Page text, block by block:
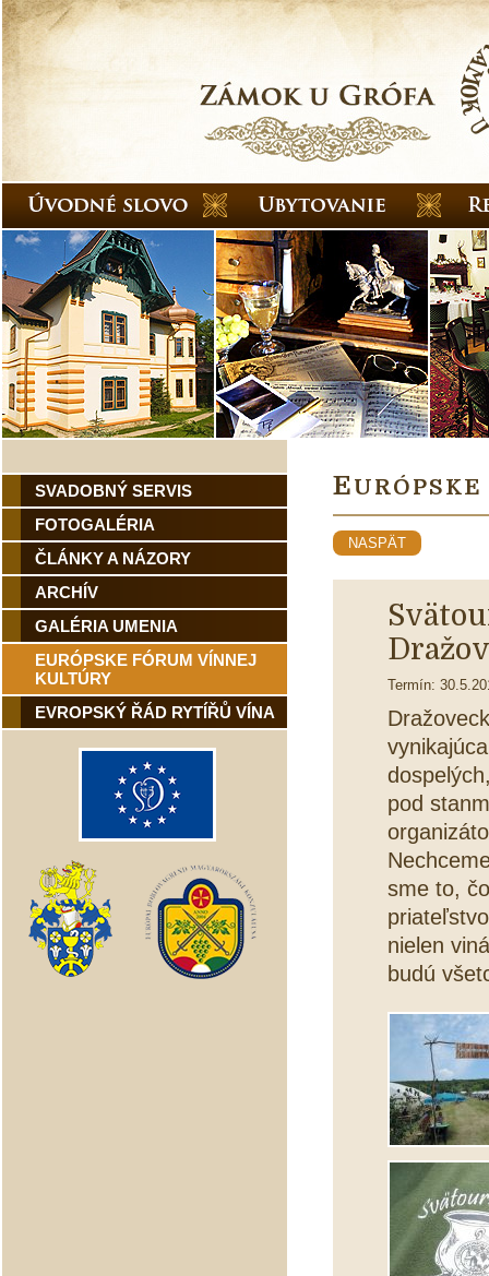
SVADOBNÝ SERVIS
FOTOGALÉRIA
ČLÁNKY A NÁZORY
ARCHÍV
GALÉRIA UMENIA
EURÓPSKE FÓRUM VÍNNEJ
KULTÚRY
EVROPSKÝ ŘÁD RYTÍŘŮ VÍNA
EURÓPSKE
NASPÄT
Termín:
pod
sme to,
nielen
budú